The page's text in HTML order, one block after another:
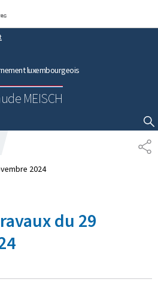
menu principal
au contenu
luxembourgeois
MEISCH
AFFICHER / MASQUER LA RECHERCHE
P
A
2024
du 29